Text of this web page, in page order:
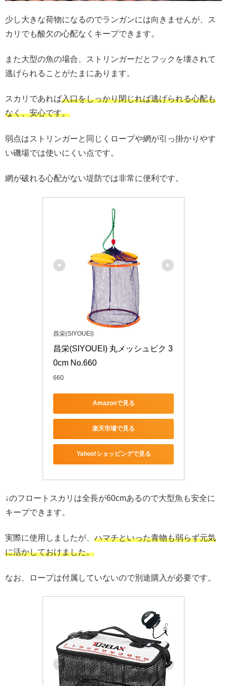
少し大きな荷物になるのでランガンには向きませんが、ス
カリでも酸欠の心配なくキープできます。
また大型の魚の場合、ストリンガーだとフックを壊されて
逃げられることがたまにあります。
スカリであれば入口をしっかり閉じれば逃げられる心配も
なく、安心です。
弱点はストリンガーと同じくロープや網が引っ掛かりやす
い磯場では使いにくい点です。
網が破れる心配がない堤防では非常に便利です。
昌栄(SIYOUEI)
昌栄(SIYOUEI) 丸メッシュビク 3
0cm No.660
660
Amazonで見る
楽天市場で見る
Yahoo!ショッピングで見る
↓のフロートスカリは全長が60cmあるので大型魚も安全に
キープできます。
実際に使用しましたが、 ハマチといった青物も弱らず元気
に活かしておけました。
なお、ロープは付属していないので別途購入が必要です。